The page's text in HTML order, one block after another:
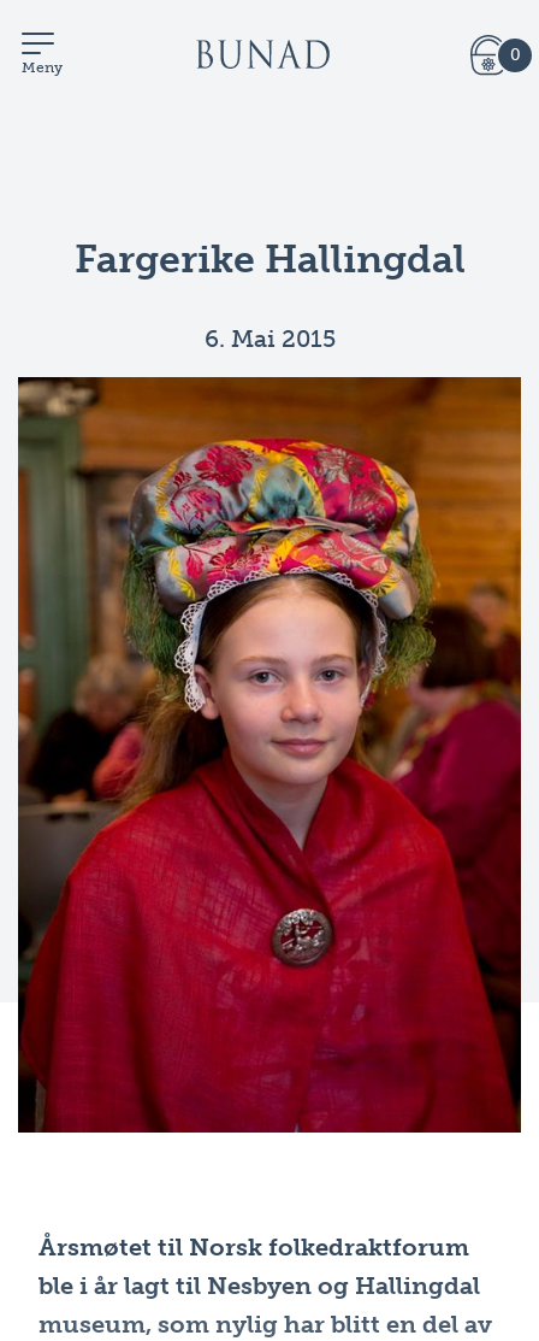
Meny
0
Fargerike Hallingdal
6. Mai 2015
Årsmøtet til Norsk folkedraktforum
ble i år lagt til Nesbyen og Hallingdal
museum, som nylig har blitt en del av